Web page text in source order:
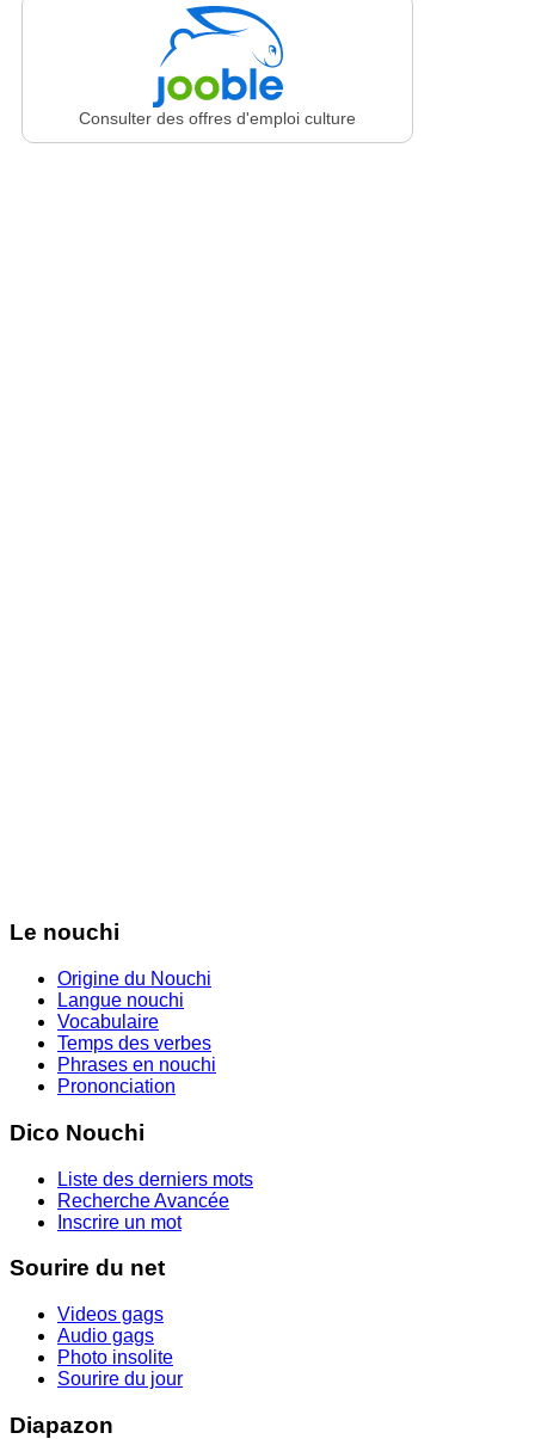
Consulter des offres d'emploi culture
Le nouchi
Origine du Nouchi
Langue nouchi
Vocabulaire
Temps des verbes
Phrases en nouchi
Prononciation
Dico Nouchi
Liste des derniers mots
Recherche Avancée
Inscrire un mot
Sourire du net
Videos gags
Audio gags
Photo insolite
Sourire du jour
Diapazon